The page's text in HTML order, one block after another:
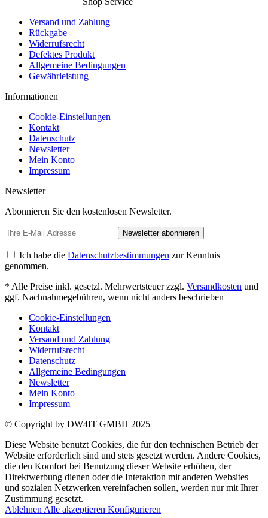
Versand und Zahlung
Rückgabe
Widerrufsrecht
Defektes Produkt
Allgemeine Bedingungen
Gewährleistung
Informationen
Cookie-Einstellungen
Kontakt
Datenschutz
Newsletter
Mein Konto
Impressum
Newsletter
Abonnieren Sie den kostenlosen Newsletter.
Newsletter abonnieren
Ich habe die Datenschutzbestimmungen zur Kenntnis
genommen.
* Alle Preise inkl. gesetzl. Mehrwertsteuer zzgl. Versandkosten und
ggf. Nachnahmegebühren, wenn nicht anders beschrieben
Cookie-Einstellungen
Kontakt
Versand und Zahlung
Widerrufsrecht
Datenschutz
Allgemeine Bedingungen
Newsletter
Mein Konto
Impressum
© Copyright by DW4IT GMBH 2025
Diese Website benutzt Cookies, die für den technischen Betrieb der
Website erforderlich sind und stets gesetzt werden. Andere Cookies,
die den Komfort bei Benutzung dieser Website erhöhen, der
Direktwerbung dienen oder die Interaktion mit anderen Websites
und sozialen Netzwerken vereinfachen sollen, werden nur mit Ihrer
Zustimmung gesetzt.
Ablehnen Alle akzeptieren Konfigurieren